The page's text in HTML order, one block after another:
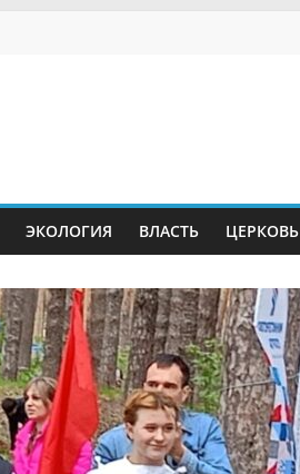
ЭКОЛОГИЯ ВЛАСТЬ ЦЕРКОВЬ